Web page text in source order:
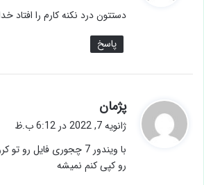
:
دستتون درد نکنه کارم را افتاد
پاسخ
پژمان
ف
:
ژانویه 7, 2022 در 6:12 ب.ظ
با ویندور 7 چجوری فایل
رو کپی کنم نمیشه